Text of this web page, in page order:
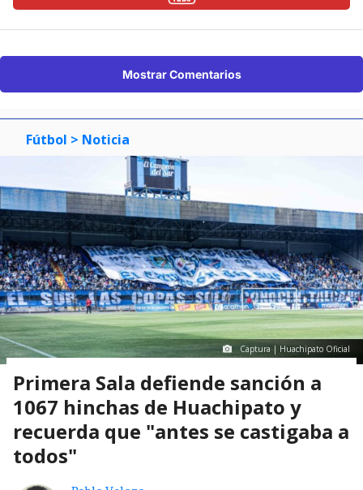
Mostrar Comentarios
Fútbol > Noticia
Captura | Huachipato Oficial
Primera Sala defiende sanción a
1067 hinchas de Huachipato y
recuerda que "antes se castigaba a
todos"